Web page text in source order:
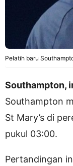
Pelatih baru
Southampton,
Southampton
St Mary’s di
pukul 03:00.
Pertandingan